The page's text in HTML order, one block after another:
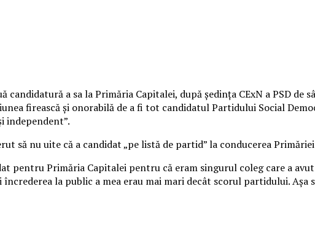
a sa la Primăria Capitalei, după şedinţa CExN a PSD de
firească şi onorabilă de a fi tot candidatul Partidului Social
independent”.
să nu uite că a candidat „pe listă de partid” la conducerea
pentru Primăria Capitalei pentru că eram singurul coleg care a
la public a mea erau mai mari decât scorul partidului.